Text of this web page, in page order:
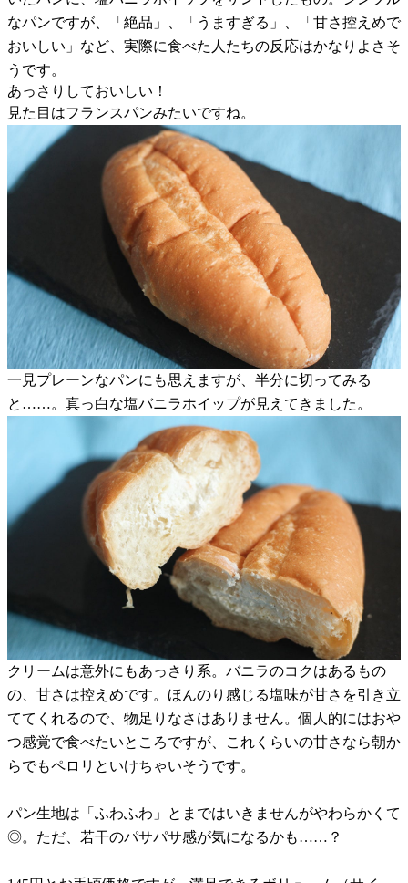
なパンですが、「絶品」、「うますぎる」、「甘さ控えめで
おいしい」など、実際に食べた人たちの反応はかなりよさそ
うです。
あっさりしておいしい！
見た目はフランスパンみたいですね。
一見プレーンなパンにも思えますが、半分に切ってみる
と……。真っ白な塩バニラホイップが見えてきました。
クリームは意外にもあっさり系。バニラのコクはあるもの
の、甘さは控えめです。ほんのり感じる塩味が甘さを引き立
ててくれるので、物足りなさはありません。個人的にはおや
つ感覚で食べたいところですが、これくらいの甘さなら朝か
らでもペロリといけちゃいそうです。
パン生地は「ふわふわ」とまではいきませんがやわらかくて
◎。ただ、若干のパサパサ感が気になるかも……？